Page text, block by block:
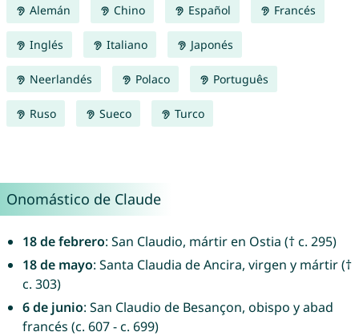
Alemán Chino Español Francés
Inglés Italiano Japonés
Neerlandés Polaco Português
Ruso Sueco Turco
Onomástico de Claude
18 de febrero: San Claudio, mártir en Ostia († c. 295)
18 de mayo: Santa Claudia de Ancira, virgen y mártir (†
c. 303)
6 de junio: San Claudio de Besançon, obispo y abad
francés (c. 607 - c. 699)